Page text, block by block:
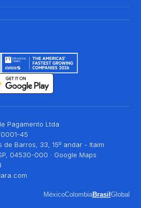
Pagamento Ltda
45
de Barros, 33, 15º andar - Itaim
04530-000 · Google Maps
MéxicoColombiaBrasil Global